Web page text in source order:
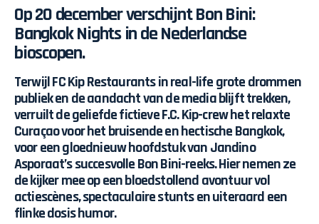
Op 20 december verschijnt Bon Bini:
Bangkok Nights in de Nederlandse
bioscopen.
TerwijlFC Kip Restaurantsin real-life grote drommen
publiek en de aandacht van de media blijft trekken,
verruilt de geliefde fictieve F.C. Kip-crew het relaxte
Curaçao voor het bruisende en hectische Bangkok,
voor een gloednieuw hoofdstuk van Jandino
Asporaat’s succesvolle Bon Bini-reeks. Hier nemen ze
de kijker mee op een bloedstollend avontuur vol
actiescènes, spectaculaire stunts en uiteraard een
flinke dosis humor.